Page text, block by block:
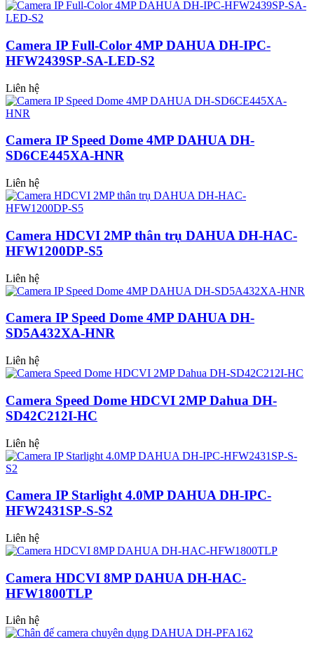
Camera IP Full-Color 4MP DAHUA DH-IPC-
HFW2439SP-SA-LED-S2
Liên hệ
Camera IP Speed Dome 4MP DAHUA DH-
SD6CE445XA-HNR
Liên hệ
Camera HDCVI 2MP thân trụ DAHUA DH-HAC-
HFW1200DP-S5
Liên hệ
Camera IP Speed Dome 4MP DAHUA DH-
SD5A432XA-HNR
Liên hệ
Camera Speed Dome HDCVI 2MP Dahua DH-
SD42C212I-HC
Liên hệ
Camera IP Starlight 4.0MP DAHUA DH-IPC-
HFW2431SP-S-S2
Liên hệ
Camera HDCVI 8MP DAHUA DH-HAC-
HFW1800TLP
Liên hệ